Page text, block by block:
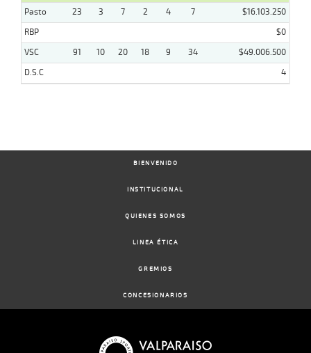
Pasto
23 3 7 2 4 7
$16.103.250
RBP
$0
VSC
91 10 20 18 9 34
$49.006.500
D.S.C
4
BIENVENIDO
INSTITUCIONAL
QUIENES SOMOS
LINEA ÉTICA
GREMIOS
CONCESIONARIOS